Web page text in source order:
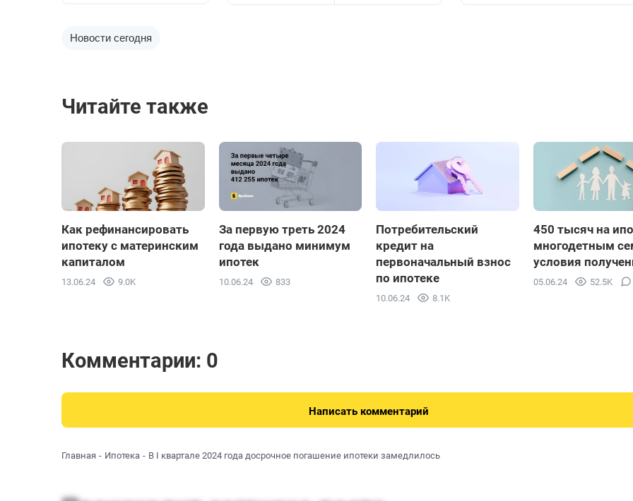
Новости сегодня
Читайте также
Как рефинансировать
ипотеку с материнским
капиталом
13.06.24 9.0K
За первую треть 2024
года выдано минимум
ипотек
10.06.24 833
Потребительский
кредит на
первоначальный взнос
по ипотеке
10.06.24 8.1K
450 тысяч на
многодетным
условия
05.06.24 52.5K
Комментарии: 0
Написать комментарий
Главная Ипотека В I квартале 2024 года досрочное погашение ипотеки замедлилось